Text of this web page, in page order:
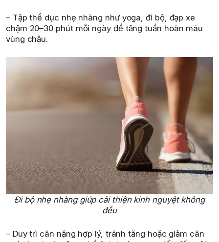
– Tập thể dục nhẹ nhàng như yoga, đi bộ, đạp xe
chậm 20–30 phút mỗi ngày để tăng tuần hoàn máu
vùng chậu.
Đi bộ nhẹ nhàng giúp cải thiện kinh nguyệt không
đều
– Duy trì cân nặng hợp lý, tránh tăng hoặc giảm cân